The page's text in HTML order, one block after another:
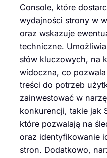
Console, które
wydajności strony w
oraz wskazuje
techniczne.
słów kluczowych, na
widoczna, co
treści do potrzeb
zainwestować w
konkurencji, takie jak
które pozwalają na
oraz identyfikowanie
stron. Dodatkowo,